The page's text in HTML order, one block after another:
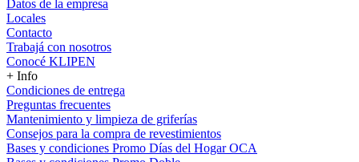
Datos de la empresa
Locales
Contacto
Trabajá con nosotros
Conocé KLIPEN
+ Info
Condiciones de entrega
Preguntas frecuentes
Mantenimiento y limpieza de griferías
Consejos para la compra de revestimientos
Bases y condiciones Promo Días del Hogar OCA